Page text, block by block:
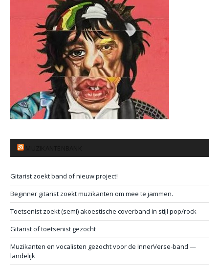
Gitarist zoekt band of nieuw project!
Beginner gitarist zoekt muzikanten om mee te jammen.
Toetsenist zoekt (semi) akoestische coverband in stijl pop/rock
Gitarist of toetsenist gezocht
Muzikanten en vocalisten gezocht voor de InnerVerse-band —
landelijk